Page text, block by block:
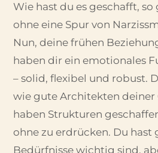
Wie hast du es geschafft,
ohne eine Spur von
Nun, deine frühen
haben dir ein emotionales
– solid, flexibel und robust.
wie gute Architekten deiner
haben Strukturen
ohne zu erdrücken. Du hast
Bedürfnisse wichtig sind,